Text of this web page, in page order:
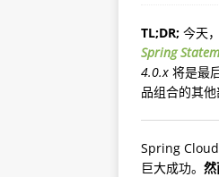
TL;DR; 今天
Spring
4.0.x 将是最
品组合的其
Spring Cloud
巨大成功。 然